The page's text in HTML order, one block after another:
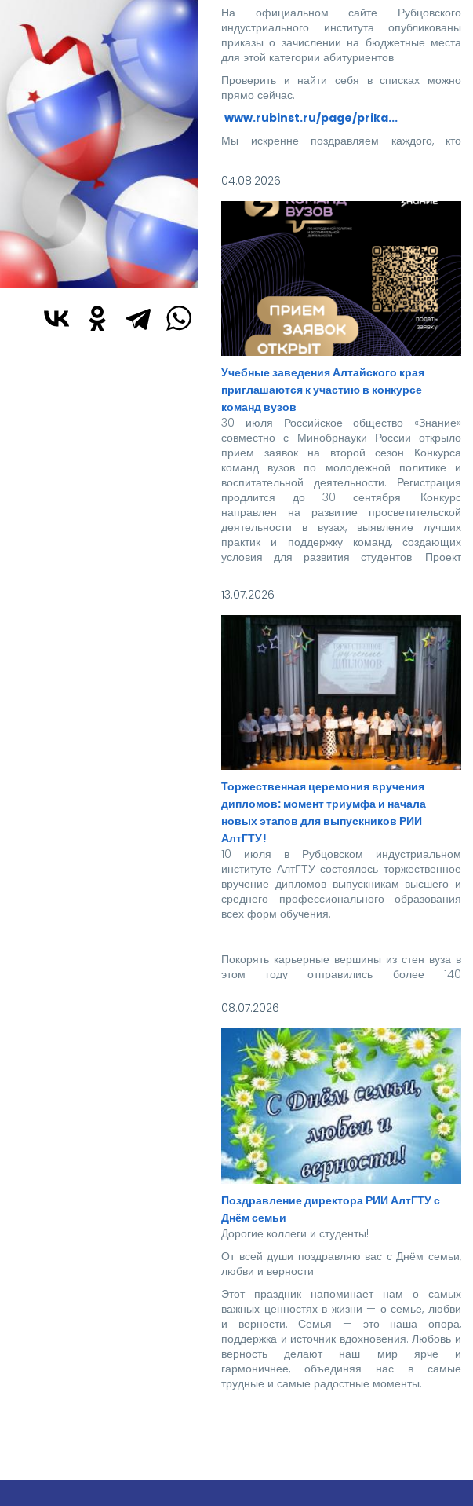
На официальном сайте Рубцовского
индустриального института опубликованы
приказы о зачислении на бюджетные места
для этой категории абитуриентов.
Проверить и найти себя в списках можно
прямо сейчас:
www.rubinst.ru/page/prika...
Мы искренне поздравляем каждого, кто
04.08.2026
Учебные заведения Алтайского края
приглашаются к участию в конкурсе
команд вузов
30 июля Российское общество «Знание»
совместно с Минобрнауки России открыло
прием заявок на второй сезон Конкурса
команд вузов по молодежной политике и
воспитательной деятельности. Регистрация
продлится до 30 сентября. Конкурс
направлен на развитие просветительской
деятельности в вузах, выявление лучших
практик и поддержку команд, создающих
условия для развития студентов. Проект
рамках национального проекта «Молодежь и
дети».
13.07.2026
Торжественная церемония вручения
дипломов: момент триумфа и начала
новых этапов для выпускников РИИ
АлтГТУ!
10 июля в Рубцовском индустриальном
институте АлтГТУ состоялось торжественное
вручение дипломов выпускникам высшего и
среднего профессионального образования
всех форм обучения.
Покорять карьерные вершины из стен вуза в
этом году отправились более 140
специалистов, которым предстоит стать
великой страны.
08.07.2026
Поздравление директора РИИ АлтГТУ с
Днём семьи
Дорогие коллеги и студенты!
От всей души поздравляю вас с Днём семьи,
любви и верности!
Этот праздник напоминает нам о самых
важных ценностях в жизни — о семье, любви
и верности. Семья — это наша опора,
поддержка и источник вдохновения. Любовь и
верность делают наш мир ярче и
гармоничнее, объединяя нас в самые
трудные и самые радостные моменты.